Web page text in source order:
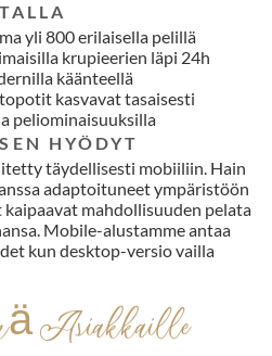
yli 800 erilaisella pelillä
krupieerien läpi 24h
käänteellä
kasvavat tasaisesti
peliominaisuuksilla
HYÖDYT
täydellisesti mobiiliin. Hain
adaptoituneet ympäristöön
kaipaavat mahdollisuuden pelata
Mobile-alustamme antaa
kun desktop-versio vailla
Asiakkaille